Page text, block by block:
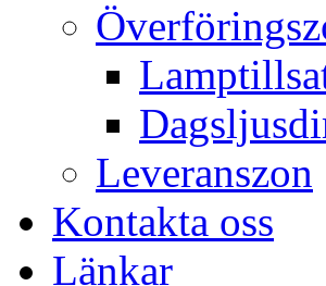
Leveranszon
Kontakta oss
Länkar